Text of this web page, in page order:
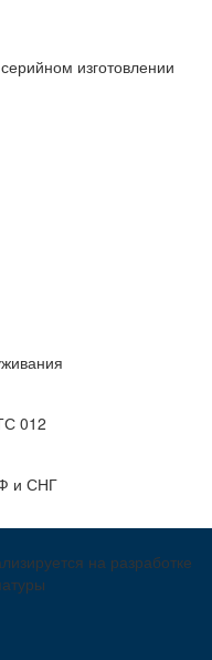
изготовлении
012
и СНГ
на разработке